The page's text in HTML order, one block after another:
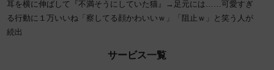
耳を横に伸ばして『不満そうにしていた猫』→足元には……可愛すぎ
る行動に１万いいね「察してる顔かわいいｗ」「阻止ｗ」と笑う人が
続出
サービス一覧